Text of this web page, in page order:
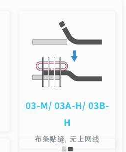
03-M/ 03A-H/ 03B-
H
布条贴缝, 无上网线